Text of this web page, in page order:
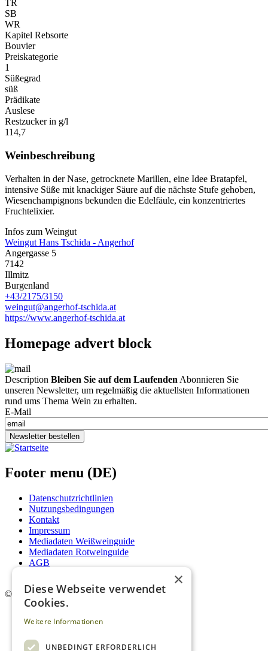
TR
SB
WR
Kapitel Rebsorte
Bouvier
Preiskategorie
1
Süßegrad
süß
Prädikate
Auslese
Restzucker in g/l
114,7
Weinbeschreibung
Verhalten in der Nase, getrocknete Marillen, eine Idee Bratapfel,
intensive Süße mit knackiger Säure auf die nächste Stufe gehoben,
Wiesenchampignons bekunden die Edelfäule, ein konzentriertes
Fruchtelixier.
Infos zum Weingut
Weingut Hans Tschida - Angerhof
Angergasse 5
7142
Illmitz
Burgenland
+43/2175/3150
weingut@angerhof-tschida.at
https://www.angerhof-tschida.at
Homepage advert block
Description Bleiben Sie auf dem Laufenden Abonnieren Sie
unseren Newsletter, um regelmäßig die aktuellsten Informationen
rund ums Thema Wein zu erhalten.
E-Mail
Newsletter bestellen
Footer menu (DE)
Datenschutzrichtlinien
Nutzungsbedingungen
Kontakt
Impressum
Mediadaten Weißweinguide
Mediadaten Rotweinguide
AGB
© 2026. Alle Rechte vorbehalten.
×
Diese Webseite verwendet
Cookies.
Weitere Informationen
UNBEDINGT ERFORDERLICH